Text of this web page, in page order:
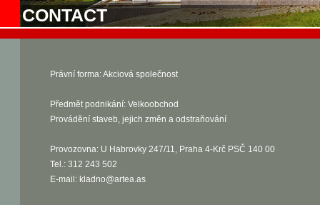
CONTACT
Právní forma: Akciová společnost
Předmět podnikání: Velkoobchod
Provádění staveb, jejich změn a odstraňování
Provozovna: U Habrovky 247/11, Praha 4-Krč PSČ 140 00
Tel.: 312 243 502
E-mail: kladno@artea.as